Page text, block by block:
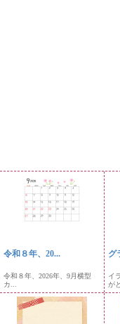
令和８年、20...
令和８年、2026年、9月横型
カ...
グ
イ
が